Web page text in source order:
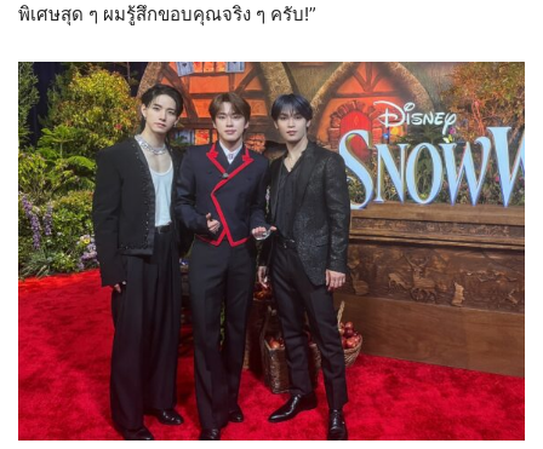
พิเศษสุด ๆ ผมรู้สึกขอบคุณจริง ๆ ครับ!”